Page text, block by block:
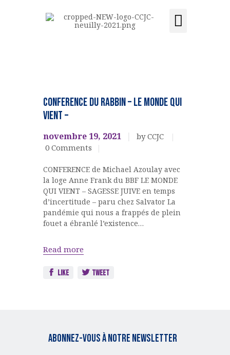
LE CENTRE
ÉVÉNEMENTS
LOCATION DE SALLE
ADHÉSION
ACQUISITION DU
CENTRE
DONS
CONFERENCE du RABBIN – Le monde qui
vient –
novembre 19, 2021
by CCJC
0 Comments
CONFERENCE de Michael Azoulay avec
la loge Anne Frank du BBF LE MONDE
QUI VIENT – SAGESSE JUIVE en temps
d’incertitude – paru chez Salvator La
pandémie qui nous a frappés de plein
fouet a ébranlé l’existence…
Read more
Like Tweet
Abonnez-vous à notre Newsletter